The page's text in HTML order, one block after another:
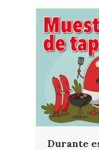
Durante